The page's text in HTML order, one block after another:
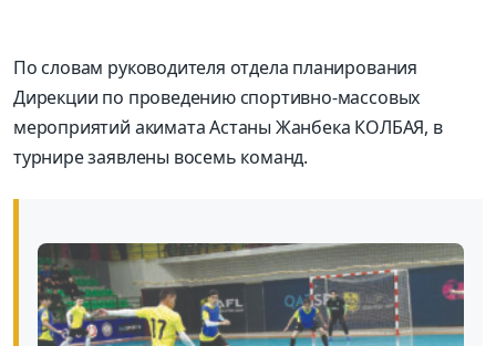
По словам руководителя отдела планирования
Дирекции по проведению спортивно-массовых
мероприятий акимата Астаны Жанбека КОЛБАЯ, в
турнире заявлены восемь команд.